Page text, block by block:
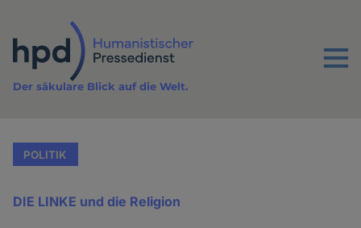
Inhalt
Menu
Der säkulare Blick auf die Welt.
POLITIK
DIE LINKE und die Religion